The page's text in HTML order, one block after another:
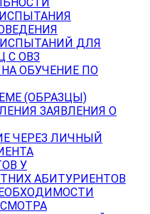
ДЛЯ
С ОВЗ
ОБУЧЕНИЕ ПО
(ОБРАЗЦЫ)
ЗАЯВЛЕНИЯ О
ЧЕРЕЗ ЛИЧНЫЙ
У
АБИТУРИЕНТОВ